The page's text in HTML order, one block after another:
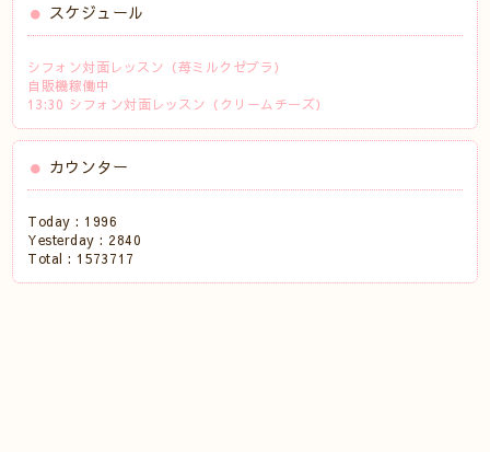
スケジュール
シフォン対面レッスン（苺ミルクゼブラ）
自販機稼働中
13:30 シフォン対面レッスン（クリームチーズ）
カウンター
Today : 1996
Yesterday : 2840
Total : 1573717